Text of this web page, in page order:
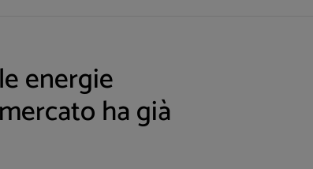
energie
ha già